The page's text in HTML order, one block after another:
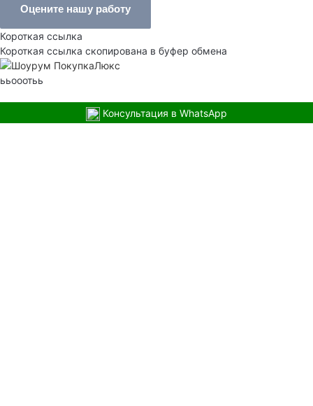
Оцените нашу работу
Короткая ссылка
Короткая ссылка скопирована в буфер обмена
ььооотьь
Консультация в WhatsApp